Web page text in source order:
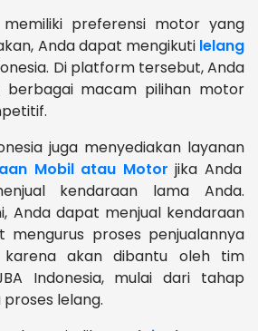
preferensi motor yang
Anda dapat mengikuti lelang
Di platform tersebut, Anda
berbagai macam pilihan motor
juga menyediakan layanan
Mobil atau Motor jika Anda
kendaraan lama Anda.
Anda dapat menjual kendaraan
proses penjualannya
karena akan dibantu oleh tim
Indonesia, mulai dari tahap
lelang.